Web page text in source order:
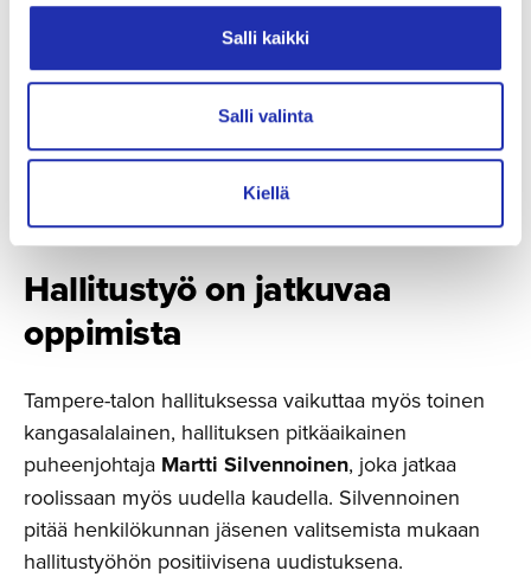
Salli kaikki
Salli valinta
Kiellä
Tampere-talon hallituksen puheenjohtaja Martti
hallituspaikkaa hyvänä uudistuksena. Kuva:
Hallitustyö on jatkuvaa
oppimista
Tampere-talon hallituksessa vaikuttaa myös toinen
kangasalalainen, hallituksen pitkäaikainen
puheenjohtaja Martti Silvennoinen, joka jatkaa
roolissaan myös uudella kaudella. Silvennoinen
pitää henkilökunnan jäsenen valitsemista mukaan
hallitustyöhön positiivisena uudistuksena.